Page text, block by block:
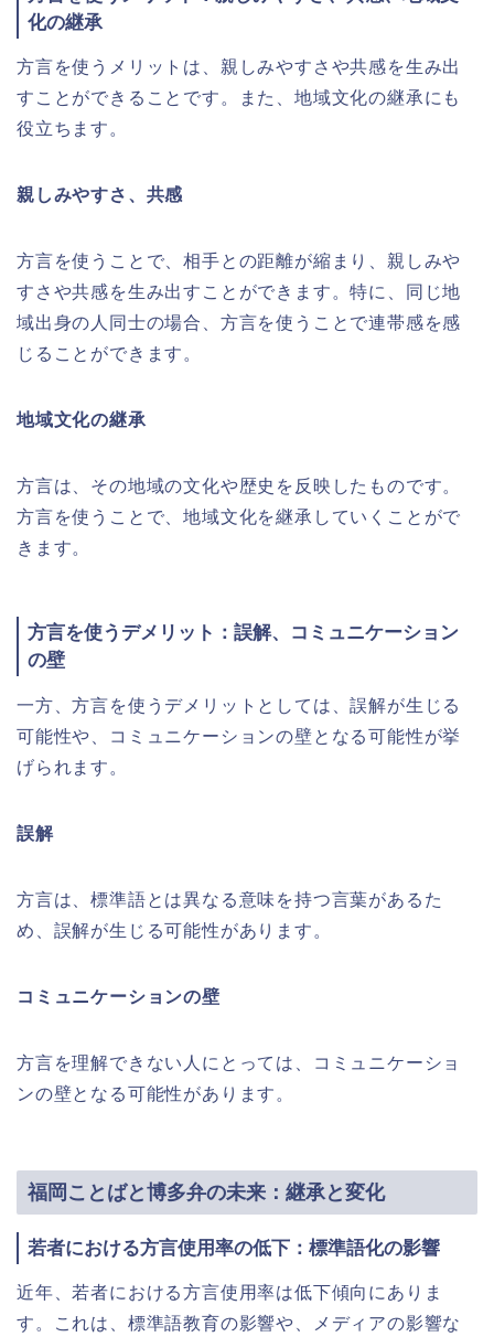
化の継承
方言を使うメリットは、親しみやすさや共感を生み出
すことができることです。また、地域文化の継承にも
役立ちます。
親しみやすさ、共感
方言を使うことで、相手との距離が縮まり、親しみや
すさや共感を生み出すことができます。特に、同じ地
域出身の人同士の場合、方言を使うことで連帯感を感
じることができます。
地域文化の継承
方言は、その地域の文化や歴史を反映したものです。
方言を使うことで、地域文化を継承していくことがで
きます。
方言を使うデメリット：誤解、コミュニケーション
の壁
一方、方言を使うデメリットとしては、誤解が生じる
可能性や、コミュニケーションの壁となる可能性が挙
げられます。
誤解
方言は、標準語とは異なる意味を持つ言葉があるた
め、誤解が生じる可能性があります。
コミュニケーションの壁
方言を理解できない人にとっては、コミュニケーショ
ンの壁となる可能性があります。
福岡ことばと博多弁の未来：継承と変化
若者における方言使用率の低下：標準語化の影響
近年、若者における方言使用率は低下傾向にありま
す。これは、標準語教育の影響や、メディアの影響な